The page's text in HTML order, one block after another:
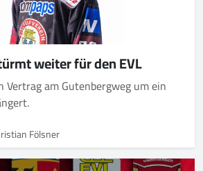
weiter für den EVL
am Gutenbergweg um ein
Fölsner